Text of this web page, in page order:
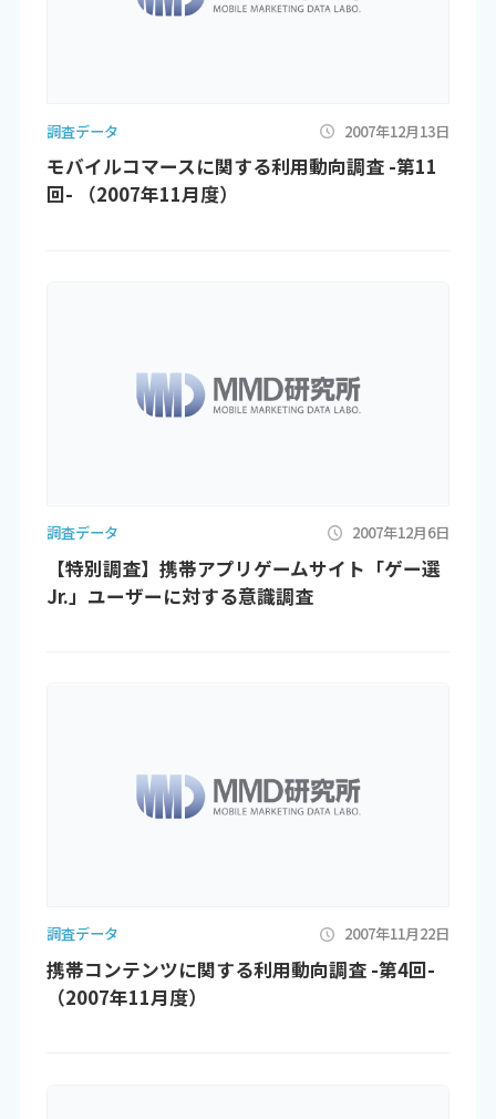
調査データ 2007年12月13日
モバイルコマースに関する利用動向調査 -第11
回- （2007年11月度）
調査データ 2007年12月6日
【特別調査】携帯アプリゲームサイト「ゲー選
Jr.」ユーザーに対する意識調査
調査データ 2007年11月22日
携帯コンテンツに関する利用動向調査 -第4回-
（2007年11月度）